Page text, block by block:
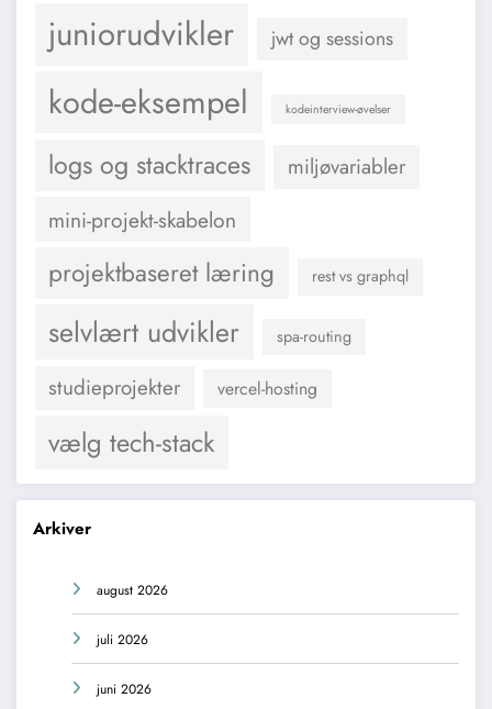
juniorudvikler jwt og sessions
kode-eksempel kodeinterview-øvelser
logs og stacktraces miljøvariabler
mini-projekt-skabelon
projektbaseret læring rest vs graphql
selvlært udvikler spa-routing
studieprojekter vercel-hosting
vælg tech-stack
Arkiver
august 2026
juli 2026
juni 2026